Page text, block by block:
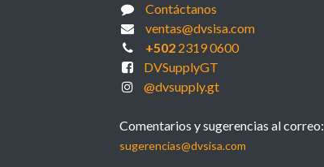
Contáctanos
ventas@dvsisa.com
+5022319 0600
DVSupplyGT
@dvsupply.gt
Comentarios y sugerencias al correo:
sugerencias@dvsisa.com